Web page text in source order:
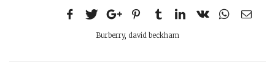
Burberry, david beckham